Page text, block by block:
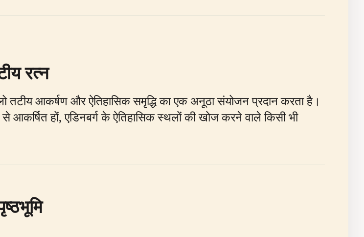
रत्न
तटीय आकर्षण और ऐतिहासिक समृद्धि का एक अनूठा संयोजन प्रदान करता है।
हों, एडिनबर्ग के ऐतिहासिक स्थलों की खोज करने वाले किसी भी